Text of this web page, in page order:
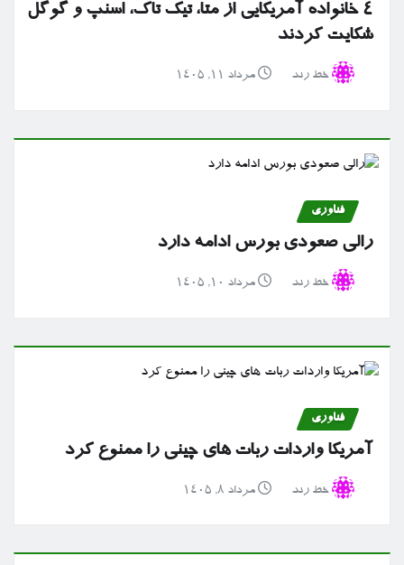
۴ خانواده آمریکایی از متا، تیک تاک، اسنپ و گوگل
شکایت کردند
خط رند مرداد ۱۱, ۱۴۰۵
فناوری
رالی صعودی بورس ادامه دارد
خط رند مرداد ۱۰, ۱۴۰۵
فناوری
آمریکا واردات ربات های چینی را ممنوع کرد
خط رند مرداد ۸, ۱۴۰۵